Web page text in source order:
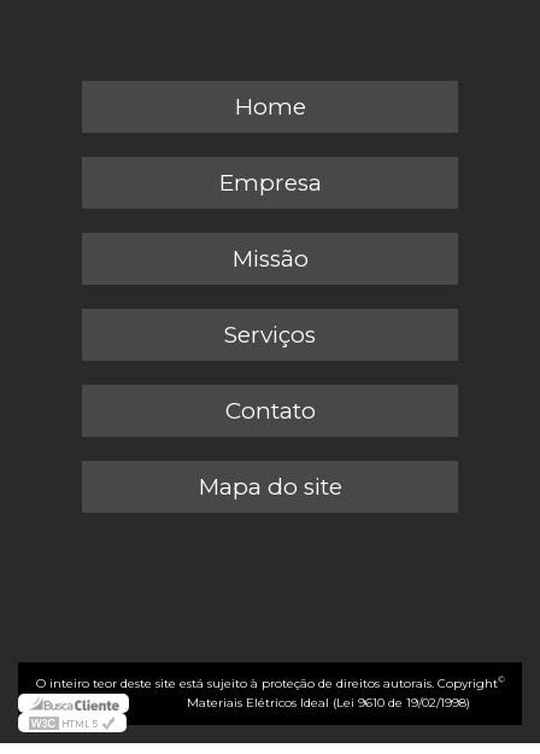
Home
Empresa
Missão
Serviços
Contato
Mapa do site
O inteiro teor deste site está sujeito à proteção de direitos autorais. Copyright©
Materiais Elétricos Ideal (Lei 9610 de 19/02/1998)